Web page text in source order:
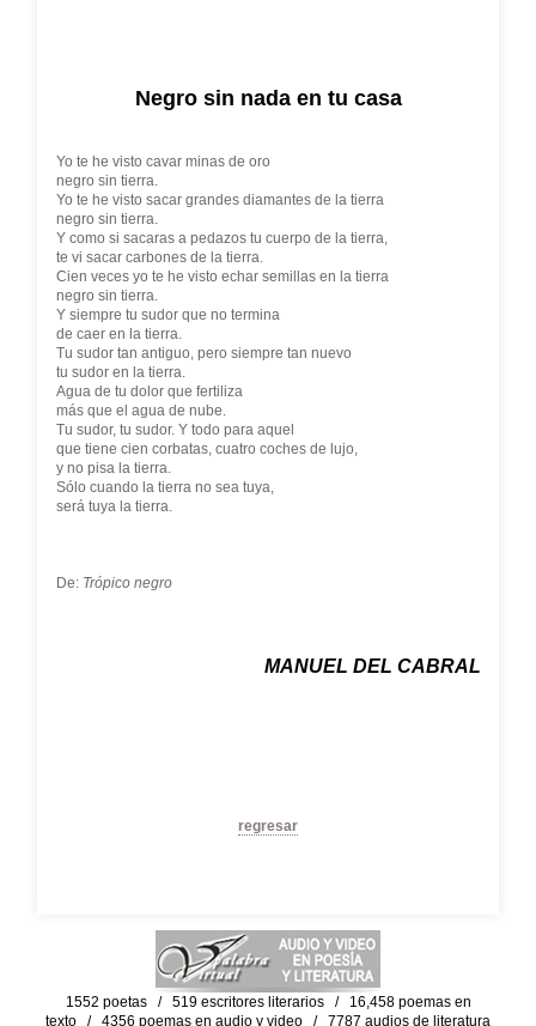
Negro sin nada en tu casa
Yo te he visto cavar minas de oro
negro sin tierra.
Yo te he visto sacar grandes diamantes de la tierra
negro sin tierra.
Y como si sacaras a pedazos tu cuerpo de la tierra,
te vi sacar carbones de la tierra.
Cien veces yo te he visto echar semillas en la tierra
negro sin tierra.
Y siempre tu sudor que no termina
de caer en la tierra.
Tu sudor tan antiguo, pero siempre tan nuevo
tu sudor en la tierra.
Agua de tu dolor que fertiliza
más que el agua de nube.
Tu sudor, tu sudor. Y todo para aquel
que tiene cien corbatas, cuatro coches de lujo,
y no pisa la tierra.
Sólo cuando la tierra no sea tuya,
será tuya la tierra.
De: Trópico negro
MANUEL DEL CABRAL
regresar
1552 poetas / 519 escritores literarios / 16,458 poemas en
texto / 4356 poemas en audio y video / 7787 audios de literatura